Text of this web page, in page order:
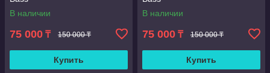
В наличии
75 000 ₸ 150 000 ₸
Купить
В наличии
75 000 ₸ 150 000 ₸
Купить